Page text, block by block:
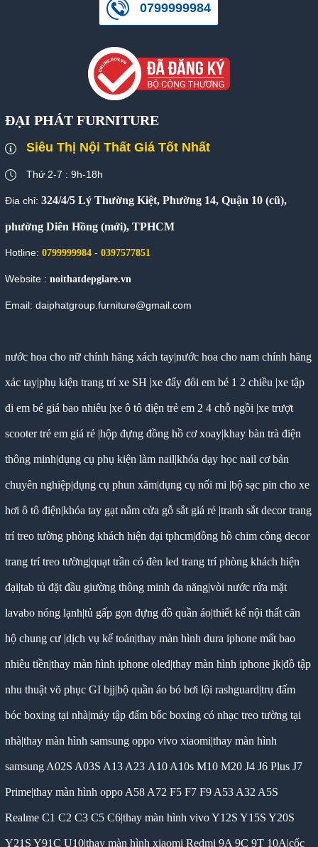
0799999984
ĐẠI PHÁT FURNITURE
Siêu Thị Nội Thất Giá Tốt Nhất
Thứ 2-7 : 9h-18h
Địa chỉ: 324/4/5 Lý Thường Kiệt, Phường 14, Quận 10 (cũ),
phường Diên Hồng (mới), TPHCM
Hotline: 0799999984 - 0397577851
Website : noithatdepgiare.vn
Email: daiphatgroup.furniture@gmail.com
nước hoa cho nữ chính hãng xách tay|nước hoa cho nam chính hãng
xác tay|phụ kiện trang trí xe SH |xe đẩy đôi em bé 1 2 chiều |xe tập
đi em bé giá bao nhiêu |xe ô tô điện trẻ em 2 4 chỗ ngồi |xe trượt
scooter trẻ em giá rẻ|hộp đựng đồng hồ cơ xoay|khay bàn trà điện
thông minh|dụng cụ phụ kiện làm nail|khóa dạy học nail cơ bản
chuyên nghiệp|dụng cụ phun xăm|dụng cụ nối mi |bộ sạc pin cho xe
hơi ô tô điện|khóa tay gạt nắm cửa gỗ sắt giá rẻ|tranh sắt decor trang
trí treo tường phòng khách hiện đại tphcm|đồng hồ chim công decor
trang trí treo tường|quạt trần có đèn led trang trí phòng khách hiện
đại|tab tủ đặt đầu giường thông minh đa năng|vòi nước rửa mặt
lavabo nóng lạnh|tủ gấp gọn đựng đồ quần áo|thiết kế nội thất căn
hộ chung cư|dịch vụ kế toán|thay màn hình dura iphone mất bao
nhiêu tiền|thay màn hình iphone oled|thay màn hình iphone jk|đồ tập
nhu thuật võ phục GI bjj|bộ quần áo bó bơi lội rashguard|trụ đấm
bóc boxing tại nhà|máy tập đấm bốc boxing có nhạc treo tường tại
nhà|thay màn hình samsung oppo vivo xiaomi|thay màn hình
samsung A02S A03S A13 A23 A10 A10s M10 M20 J4 J6 Plus J7
Prime|thay màn hình oppo A58 A72 F5 F7 F9 A53 A32 A5S
Realme C1 C2 C3 C5 C6|thay màn hình vivo Y12S Y15S Y20S
Y21S Y91C U10|thay màn hình xiaomi Redmi 9A 9C 9T 10A|cốc